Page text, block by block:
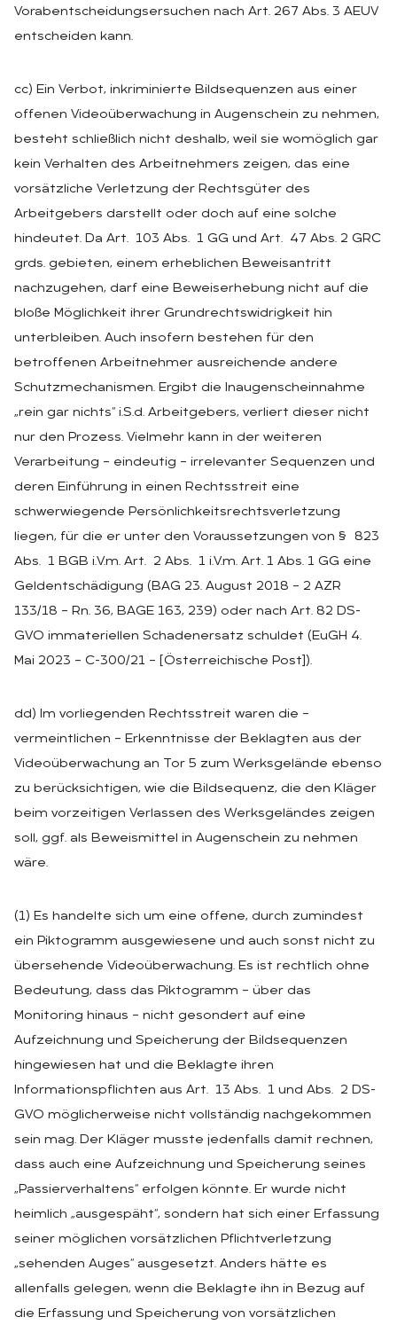
Vorabentscheidungsersuchen nach Art. 267 Abs. 3 AEUV
entscheiden kann.
cc) Ein Verbot, inkriminierte Bildsequenzen aus einer
offenen Videoüberwachung in Augenschein zu nehmen,
besteht schließlich nicht deshalb, weil sie womöglich gar
kein Verhalten des Arbeitnehmers zeigen, das eine
vorsätzliche Verletzung der Rechtsgüter des
Arbeitgebers darstellt oder doch auf eine solche
hindeutet. Da Art. 103 Abs. 1 GG und Art. 47 Abs. 2 GRC
grds. gebieten, einem erheblichen Beweisantritt
nachzugehen, darf eine Beweiserhebung nicht auf die
bloße Möglichkeit ihrer Grundrechtswidrigkeit hin
unterbleiben. Auch insofern bestehen für den
betroffenen Arbeitnehmer ausreichende andere
Schutzmechanismen. Ergibt die Inaugenscheinnahme
„rein gar nichts“ i.S.d. Arbeitgebers, verliert dieser nicht
nur den Prozess. Vielmehr kann in der weiteren
Verarbeitung – eindeutig – irrelevanter Sequenzen und
deren Einführung in einen Rechtsstreit eine
schwerwiegende Persönlichkeitsrechtsverletzung
liegen, für die er unter den Voraussetzungen von § 823
Abs. 1 BGB i.V.m. Art. 2 Abs. 1 i.V.m. Art. 1 Abs. 1 GG eine
Geldentschädigung (BAG 23. August 2018 – 2 AZR
133/18 – Rn. 36, BAGE 163, 239) oder nach Art. 82 DS-
GVO immateriellen Schadenersatz schuldet (EuGH 4.
Mai 2023 – C-300/21 – [Österreichische Post]).
dd) Im vorliegenden Rechtsstreit waren die –
vermeintlichen – Erkenntnisse der Beklagten aus der
Videoüberwachung an Tor 5 zum Werksgelände ebenso
zu berücksichtigen, wie die Bildsequenz, die den Kläger
beim vorzeitigen Verlassen des Werksgeländes zeigen
soll, ggf. als Beweismittel in Augenschein zu nehmen
wäre.
(1) Es handelte sich um eine offene, durch zumindest
ein Piktogramm ausgewiesene und auch sonst nicht zu
übersehende Videoüberwachung. Es ist rechtlich ohne
Bedeutung, dass das Piktogramm – über das
Monitoring hinaus – nicht gesondert auf eine
Aufzeichnung und Speicherung der Bildsequenzen
hingewiesen hat und die Beklagte ihren
Informationspflichten aus Art. 13 Abs. 1 und Abs. 2 DS-
GVO möglicherweise nicht vollständig nachgekommen
sein mag. Der Kläger musste jedenfalls damit rechnen,
dass auch eine Aufzeichnung und Speicherung seines
„Passierverhaltens“ erfolgen könnte. Er wurde nicht
heimlich „ausgespäht“, sondern hat sich einer Erfassung
seiner möglichen vorsätzlichen Pflichtverletzung
„sehenden Auges“ ausgesetzt. Anders hätte es
allenfalls gelegen, wenn die Beklagte ihn in Bezug auf
die Erfassung und Speicherung von vorsätzlichen